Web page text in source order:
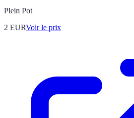
Plein Pot
2 EURVoir le prix